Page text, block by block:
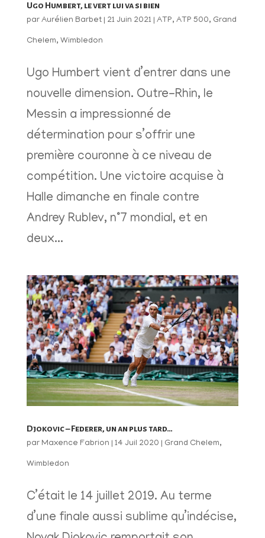
Ugo Humbert, le vert lui va si bien
par Aurélien Barbet| 21 Juin 2021 ATP, ATP 500, Grand
Chelem, Wimbledon
Ugo Humbert vient d’entrer dans une
nouvelle dimension. Outre-Rhin, le
Messin a impressionné de
détermination pour s’offrir une
première couronne à ce niveau de
compétition. Une victoire acquise à
Halle dimanche en finale contre
Andrey Rublev, n°7 mondial, et en
deux...
Djokovic – Federer, un an plus tard…
par Maxence Fabrion | 14 Juil 2020 | Grand Chelem,
Wimbledon
C’était le 14 juillet 2019. Au terme
d’une finale aussi sublime qu’indécise,